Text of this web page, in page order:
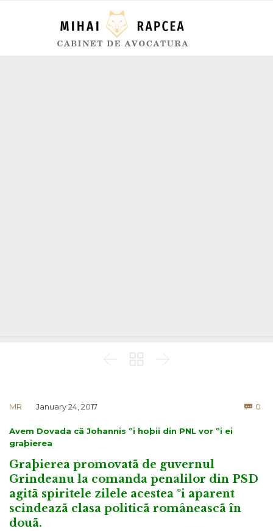
  
MR January 24, 2017  0
Avem Dovada cã Johannis ºi hoþii din PNL vor ºi ei
graþierea
Graþierea promovatã de guvernul
Grindeanu la comanda penalilor din PSD
agitã spiritele zilele acestea ºi aparent
scindeazã clasa politicã româneascã în
douã.